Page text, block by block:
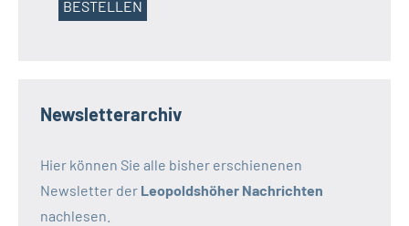
Newsletterarchiv
Hier können Sie alle bisher erschienenen
Newsletter der Leopoldshöher Nachrichten
nachlesen.